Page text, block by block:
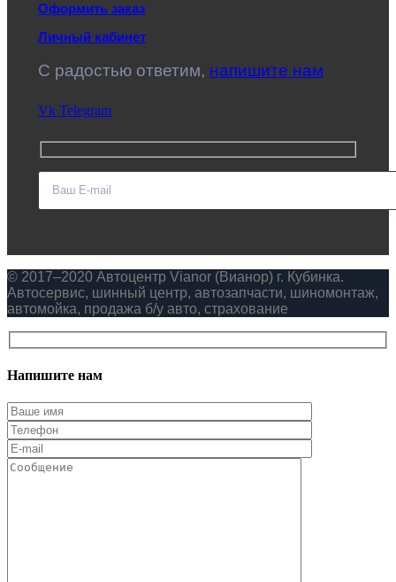
Оформить заказ
Личный кабинет
C радостью ответим, напишите нам
Vk Telegram
© 2017–2020 Автоцентр Vianor (Вианор) г. Кубинка.
Автосервис, шинный центр, автозапчасти, шиномонтаж,
автомойка, продажа б/у авто, страхование
Напишите нам